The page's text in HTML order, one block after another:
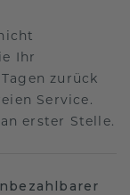
Ihr
zurück
Service.
erster Stelle.